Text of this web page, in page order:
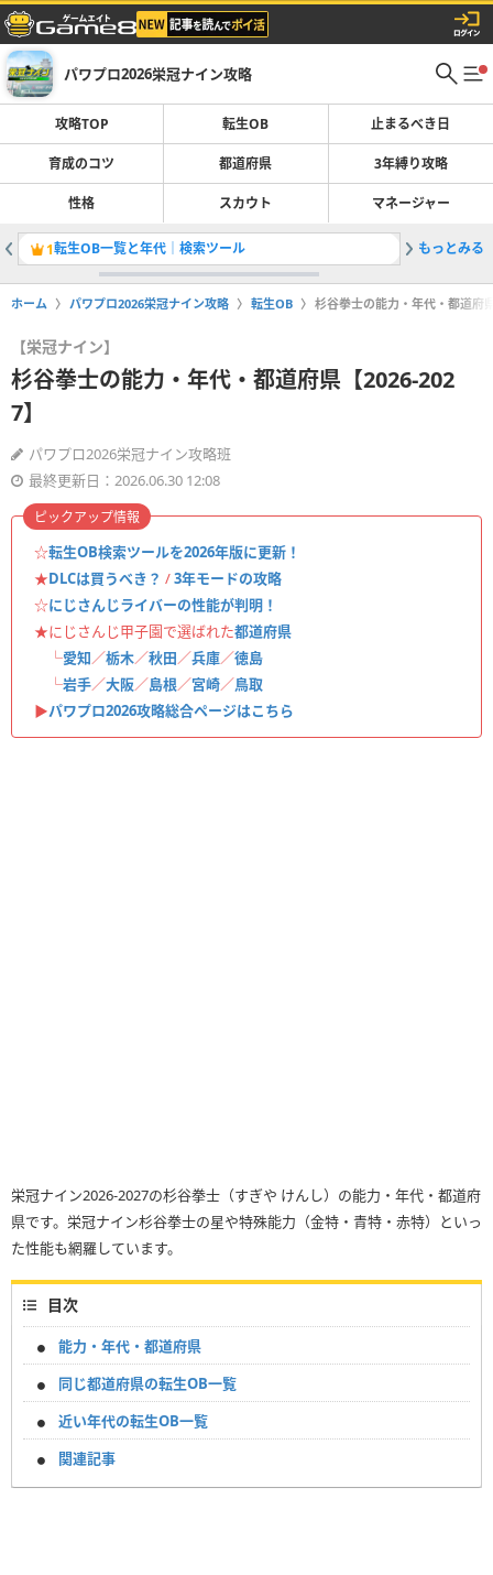
パワプロ2026栄冠ナイン攻略
攻略TOP 転生OB 止まるべき日
育成のコツ 都道府県 3年縛り攻略
性格 スカウト マネージャー
1転生OB一覧と年代｜検索ツール 2止まる
もっとみる
ホーム パワプロ2026栄冠ナイン攻略 転生OB 杉谷拳士の能力・年代・都道府
【栄冠ナイン】
杉谷拳士の能力・年代・都道府県【2026-202
7】
パワプロ2026栄冠ナイン攻略班
最終更新日：2026.06.30 12:08
☆転生OB検索ツールを2026年版に更新！
★DLCは買うべき？ /3年モードの攻略
☆にじさんじライバーの性能が判明！
★にじさんじ甲子園で選ばれた都道府県
└愛知／栃木／秋田／兵庫／徳島
└岩手／大阪／島根／宮崎／鳥取
▶︎パワプロ2026攻略総合ページはこちら
ピックアップ情報
栄冠ナイン2026-2027の杉谷拳士（すぎや けんし）の能力・年代・都道府
県です。栄冠ナイン杉谷拳士の星や特殊能力（金特・青特・赤特）といっ
た性能も網羅しています。
目次
能力・年代・都道府県
同じ都道府県の転生OB一覧
近い年代の転生OB一覧
関連記事